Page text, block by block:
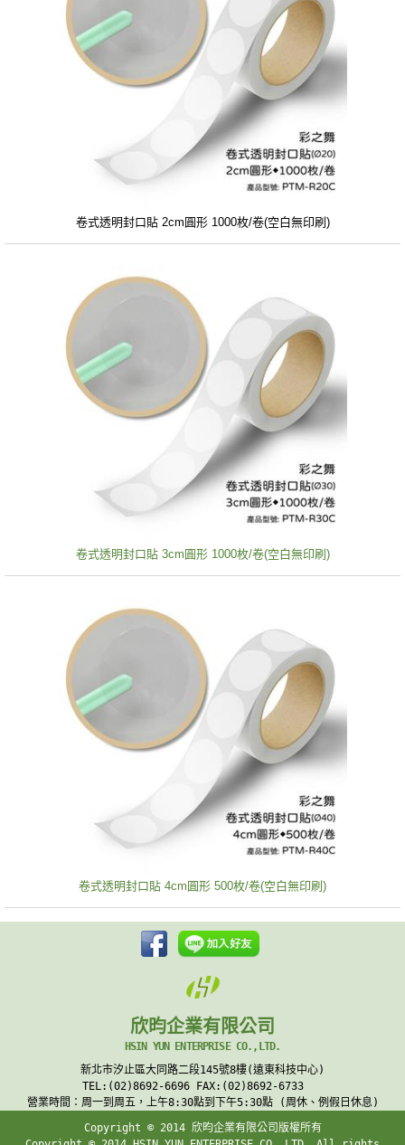
卷式透明封口貼 2cm圓形 1000枚/卷(空白無印刷)
卷式透明封口貼 3cm圓形 1000枚/卷(空白無印刷)
卷式透明封口貼 4cm圓形 500枚/卷(空白無印刷)
欣昀企業有限公司
HSIN YUN ENTERPRISE CO.,LTD.
新北市汐止區大同路二段145號8樓(遠東科技中心)
TEL:(02)8692-6696 FAX:(02)8692-6733
營業時間：周一到周五，上午8:30點到下午5:30點 (周休、例假日休息)
Copyright © 2014 欣昀企業有限公司版權所有